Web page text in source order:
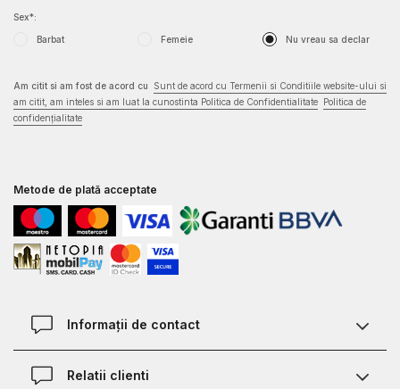
Sex*:
Barbat Femeie Nu vreau sa declar
Am citit si am fost de acord cu
Sunt de acord cu Termenii si Conditiile website-ului si
am citit, am inteles si am luat la cunostinta Politica de Confidentialitate Politica de
confidențialitate
Metode de plată acceptate
Informații de contact
Contact
Relatii clienti